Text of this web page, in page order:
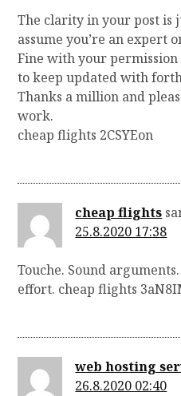
The clarity in your post is
assume you’re an expert
Fine with your
to keep updated with
Thanks a million and
work.
cheap flights 2CSYEon
cheap flights
25.8.2020 17:38
Touche. Sound
effort. cheap flights
web hosting
26.8.2020 02:40